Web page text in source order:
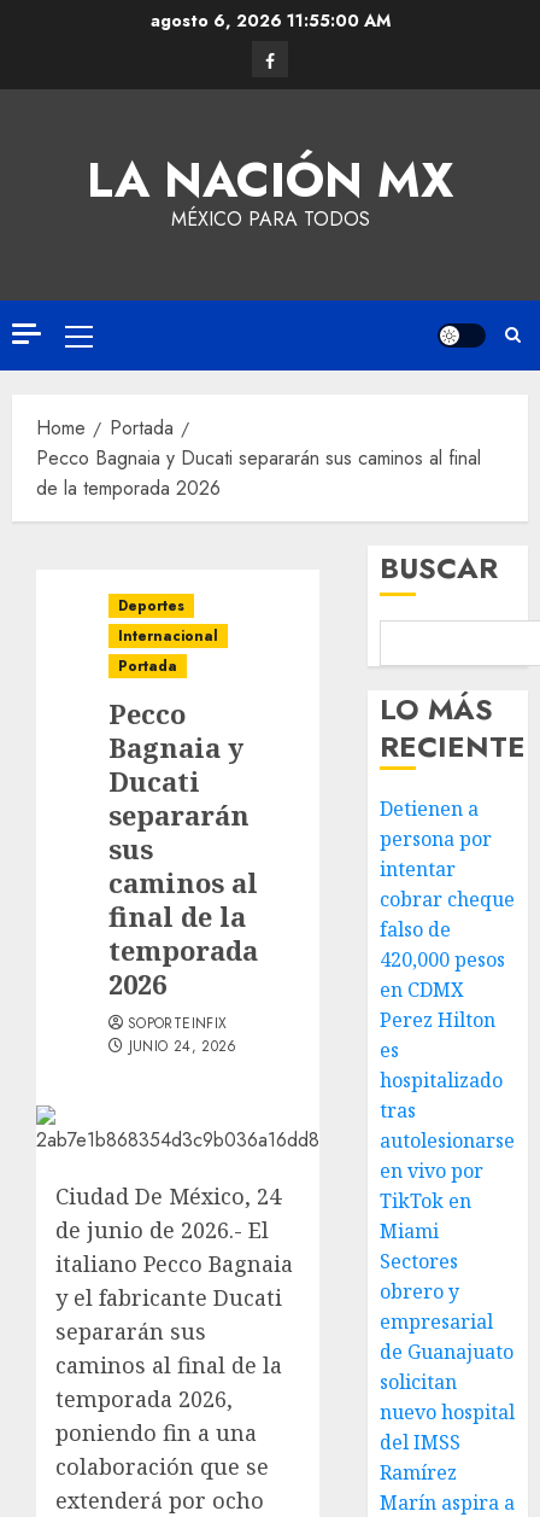
agosto 6, 202611:55:01 AM
LA NACIÓN MX
MÉXICO PARA TODOS
Home
Portada
Pecco Bagnaia y Ducati separarán sus caminos al final
de la temporada 2026
Deportes
Internacional
Portada
Pecco
Bagnaia y
Ducati
separarán
sus
caminos al
final de la
temporada
2026
SOPORTEINFIX
JUNIO 24, 2026
Ciudad De México, 24
de junio de 2026.- El
italiano Pecco Bagnaia
y el fabricante Ducati
separarán sus
caminos al final de la
temporada 2026,
poniendo fin a una
colaboración que se
extenderá por ocho
BUSCAR
LO MÁS
RECIENTE
Detienen a
persona por
intentar
cobrar cheque
falso de
420,000 pesos
en CDMX
Perez Hilton
es
hospitalizado
tras
autolesionarse
en vivo por
TikTok en
Miami
Sectores
obrero y
empresarial
de Guanajuato
solicitan
nuevo hospital
del IMSS
Ramírez
Marín aspira a